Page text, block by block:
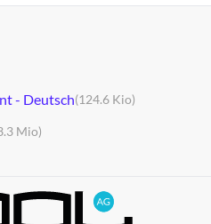
- Deutsch(124.6 Kio)
Mio)